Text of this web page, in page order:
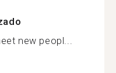
new peopl...